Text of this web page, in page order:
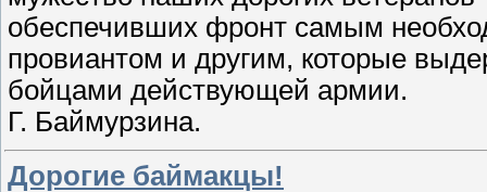
обеспечивших фронт самым
провиантом и другим, которые
бойцами действующей армии.
Г. Баймурзина.
Дорогие баймакцы!